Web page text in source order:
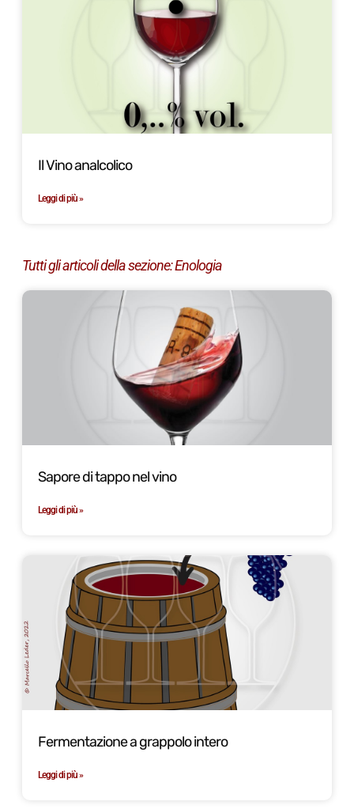
Il Vino analcolico
Leggi di più »
Tutti gli articoli della sezione:Enologia
Sapore di tappo nel vino
Leggi di più »
Fermentazione a grappolo intero
Leggi di più »